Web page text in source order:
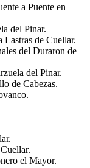
a Puente en
del Pinar.
de Cuellar.
del Duraron de
del Pinar.
de Cabezas.
el Mayor.